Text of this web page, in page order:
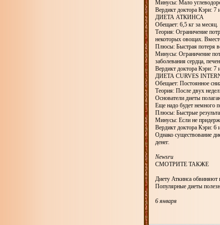
Минусы: Мало
Вердикт доктора Кэри: 7
ДИЕТА АТКИНСА
Обещает: 6,5 кг за месяц.
Теория: Ограничение
некоторых овощах.
Плюсы: Быстрая потеря
Минусы: Ограничение
заболевания сердца,
Вердикт доктора Кэри: 7
ДИЕТА CURVES
Обещает: Постоянное
Теория: После двух
Основатели диеты
Еще надо будет немного
Плюсы: Быстрые
Минусы: Если не
Вердикт доктора Кэри: 6
Однако существование
денег.
Newsru
СМОТРИТЕ ТАКЖЕ
Диету Аткинса обвиняют
Популярные диеты
6 января